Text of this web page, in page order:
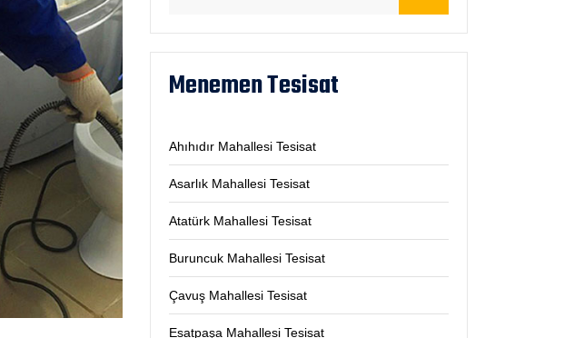
Menemen Tesisat
Ahıhıdır Mahallesi Tesisat
Asarlık Mahallesi Tesisat
Atatürk Mahallesi Tesisat
Buruncuk Mahallesi Tesisat
Çavuş Mahallesi Tesisat
Esatpaşa Mahallesi Tesisat